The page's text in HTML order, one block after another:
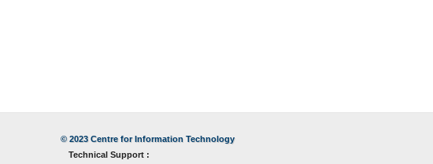
© 2023Centre for Information Technology
Technical Support :